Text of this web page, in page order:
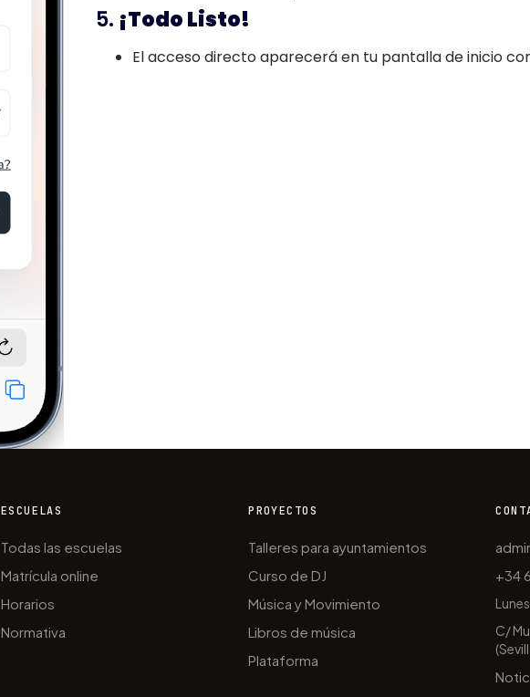
5. ¡Todo Listo!
El acceso directo aparecerá en tu pantalla de inicio
ESCUELAS
Todas las escuelas
Matrícula online
Horarios
Normativa
PROYECTOS
Talleres para ayuntamientos
Curso de DJ
Música y Movimiento
Libros de música
Plataforma
+34
C/